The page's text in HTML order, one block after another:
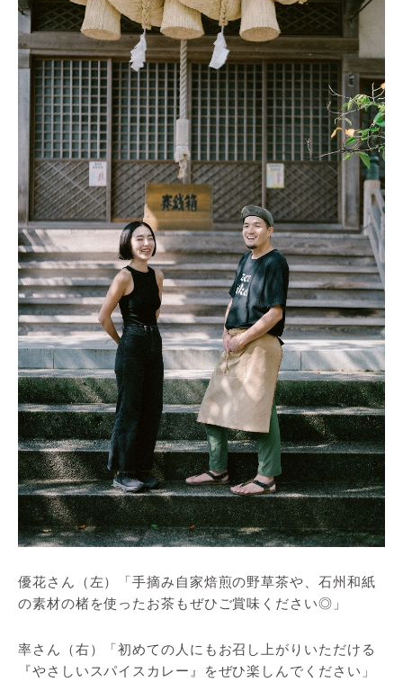
優花さん（左）「手摘み自家焙煎の野草茶や、石州和紙
の素材の楮を使ったお茶もぜひご賞味ください◎」
率さん（右）「初めての人にもお召し上がりいただける
『やさしいスパイスカレー』をぜひ楽しんでください」